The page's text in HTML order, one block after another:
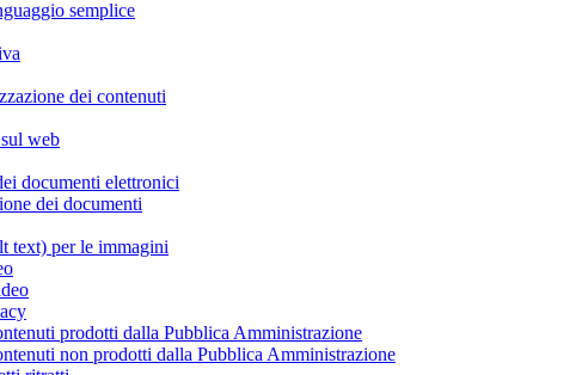
semplice
dei contenuti
web
documenti elettronici
dei documenti
text) per le immagini
prodotti dalla Pubblica Amministrazione
non prodotti dalla Pubblica Amministrazione